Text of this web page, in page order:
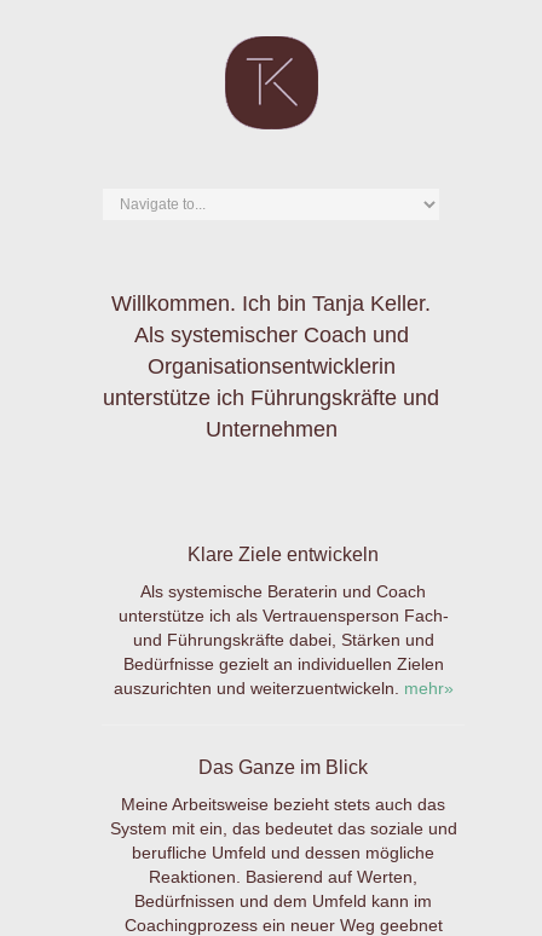
Willkommen. Ich bin Tanja Keller.
Als systemischer Coach und
Organisationsentwicklerin
unterstütze ich Führungskräfte und
Unternehmen
Klare Ziele entwickeln
Als systemische Beraterin und Coach
unterstütze ich als Vertrauensperson Fach-
und Führungskräfte dabei, Stärken und
Bedürfnisse gezielt an individuellen Zielen
auszurichten und weiterzuentwickeln. mehr»
Das Ganze im Blick
Meine Arbeitsweise bezieht stets auch das
System mit ein, das bedeutet das soziale und
berufliche Umfeld und dessen mögliche
Reaktionen. Basierend auf Werten,
Bedürfnissen und dem Umfeld kann im
Coachingprozess ein neuer Weg geebnet